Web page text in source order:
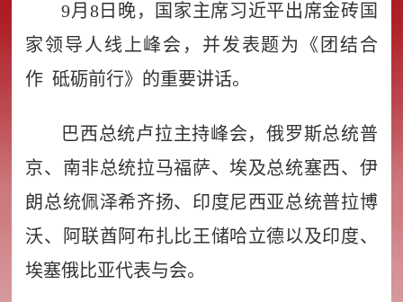
9月8日晚，国家主席习近平出席金砖国
家领导人线上峰会，并发表题为《团结合
作 砥砺前行》的重要讲话。
巴西总统卢拉主持峰会，俄罗斯总统普
京、南非总统拉马福萨、埃及总统塞西、伊
朗总统佩泽希齐扬、印度尼西亚总统普拉博
沃、阿联酋阿布扎比王储哈立德以及印度、
埃塞俄比亚代表与会。